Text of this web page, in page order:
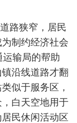
路狭窄，居民
制约经济社会
运输局的帮助
沿线道路才翻
似于服务区，
白天空地用于
民休闲活动区